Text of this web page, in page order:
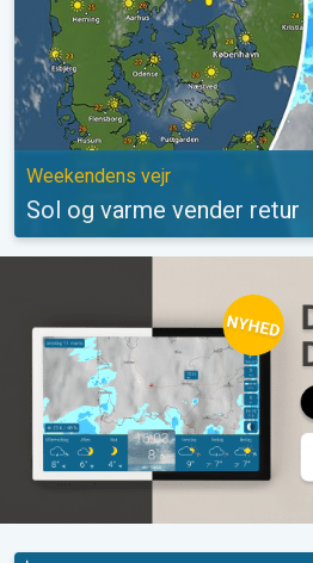
Weekendens vejr
Sol og varme vender retur